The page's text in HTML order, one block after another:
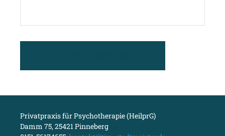
Privatpraxis für Psychotherapie (HeilprG)
Damm 75, 25421 Pinneberg